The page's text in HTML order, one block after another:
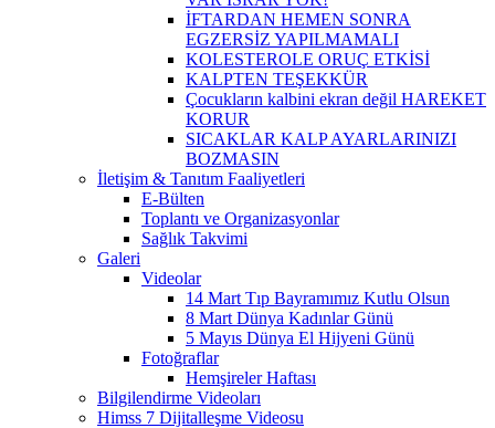
İFTARDAN HEMEN SONRA
EGZERSİZ YAPILMAMALI
KOLESTEROLE ORUÇ ETKİSİ
KALPTEN TEŞEKKÜR
Çocukların kalbini ekran değil HAREKET
KORUR
SICAKLAR KALP AYARLARINIZI
BOZMASIN
İletişim & Tanıtım Faaliyetleri
E-Bülten
Toplantı ve Organizasyonlar
Sağlık Takvimi
Galeri
Videolar
14 Mart Tıp Bayramımız Kutlu Olsun
8 Mart Dünya Kadınlar Günü
5 Mayıs Dünya El Hijyeni Günü
Fotoğraflar
Hemşireler Haftası
Bilgilendirme Videoları
Himss 7 Dijitalleşme Videosu